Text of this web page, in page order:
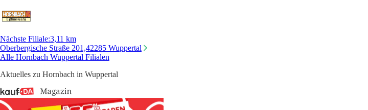
Nächste Filiale:3,11 km
Oberbergische Straße 201,42285 Wuppertal
Alle Hornbach Wuppertal Filialen
Aktuelles zu Hornbach in Wuppertal